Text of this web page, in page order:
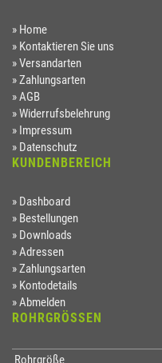
Home
Kontaktieren Sie uns
Versandarten
Zahlungsarten
AGB
Widerrufsbelehrung
Impressum
Datenschutz
KUNDENBEREICH
Dashboard
Bestellungen
Downloads
Adressen
Zahlungsarten
Kontodetails
Abmelden
ROHRGRÖSSEN
Rohrgröße